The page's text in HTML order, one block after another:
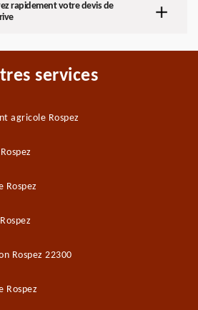
rapidement votre devis de
services
agricole Rospez
Rospez
Rospez 22300
Rospez